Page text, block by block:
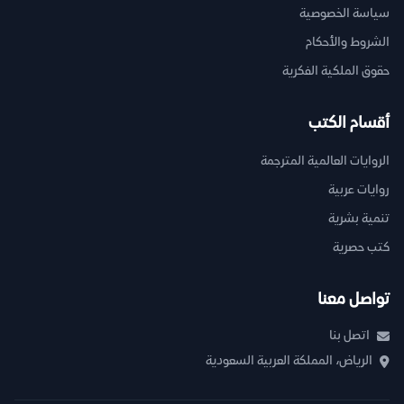
سياسة الخصوصية
الشروط والأحكام
حقوق الملكية الفكرية
أقسام الكتب
الروايات العالمية المترجمة
روايات عربية
تنمية بشرية
كتب حصرية
تواصل معنا
اتصل بنا
الرياض، المملكة العربية السعودية